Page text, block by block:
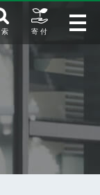
索 寄 付